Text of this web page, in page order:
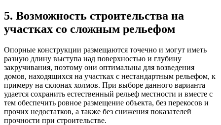
5. Возможность строительства на
участках со сложным рельефом
Опорные конструкции размещаются точечно и могут иметь
разную длину выступа над поверхностью и глубину
закручивания, поэтому они оптимальны для возведения
домов, находящихся на участках с нестандартным рельефом, к
примеру на склонах холмов. При выборе данного варианта
удается сохранить естественный рельеф местности и вместе с
тем обеспечить ровное размещение объекта, без перекосов и
прочих недостатков, а также без снижения показателей
прочности при строительстве.